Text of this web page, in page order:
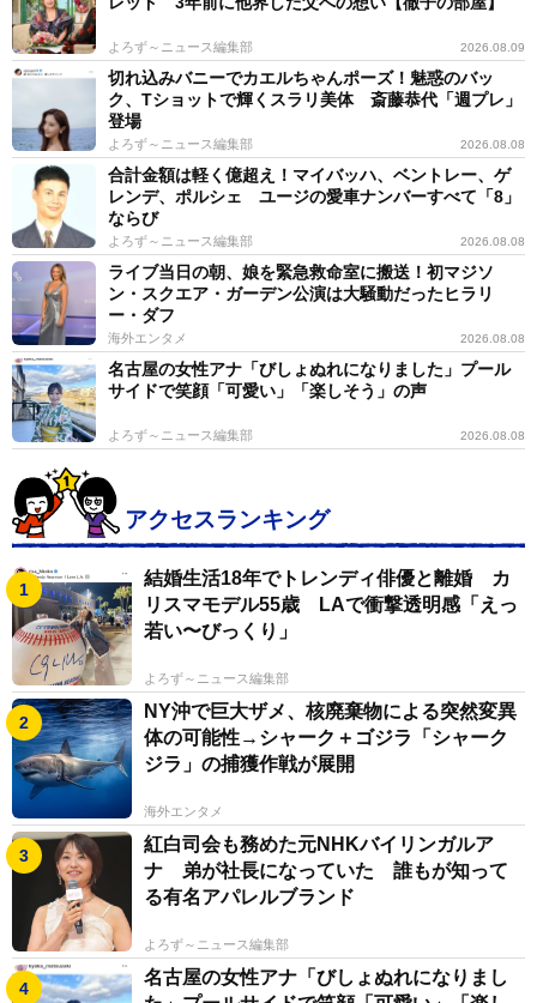
よろず～ニュース編集部 2026.08.09
切れ込みバニーでカエルちゃんポーズ！魅惑のバッ
ク、Tショットで輝くスラリ美体 斎藤恭代「週プレ」
登場
よろず～ニュース編集部 2026.08.08
合計金額は軽く億超え！マイバッハ、ベントレー、ゲ
レンデ、ポルシェ ユージの愛車ナンバーすべて「8」
ならび
よろず～ニュース編集部 2026.08.08
ライブ当日の朝、娘を緊急救命室に搬送！初マジソ
ン・スクエア・ガーデン公演は大騒動だったヒラリ
ー・ダフ
海外エンタメ 2026.08.08
名古屋の女性アナ「びしょぬれになりました」プール
サイドで笑顔「可愛い」「楽しそう」の声
よろず～ニュース編集部 2026.08.08
アクセスランキング
結婚生活18年でトレンディ俳優と離婚 カ
リスマモデル55歳 LAで衝撃透明感「えっ
若い〜びっくり」
よろず～ニュース編集部
NY沖で巨大ザメ、核廃棄物による突然変異
体の可能性→シャーク＋ゴジラ「シャーク
ジラ」の捕獲作戦が展開
海外エンタメ
紅白司会も務めた元NHKバイリンガルア
ナ 弟が社長になっていた 誰もが知って
る有名アパレルブランド
よろず～ニュース編集部
名古屋の女性アナ「びしょぬれになりまし